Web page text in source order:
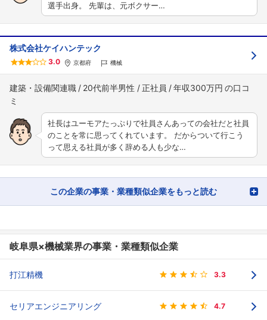
選手出身。 先輩は、元ボクサー…
株式会社ケイハンテック
3.0 京都府 機械
建築・設備関連職 20代前半男性 正社員 年収300万円
社長はユーモアたっぷりで社員さんあっての会社だと社員
のことを常に思ってくれています。 だからついて行こう
って思える社員が多く辞める人も少な…
この企業の事業・業種類似企業をもっと読む
岐阜県×機械業界の事業・業種類似企業
打江精機 3.3
セリアエンジニアリング 4.7